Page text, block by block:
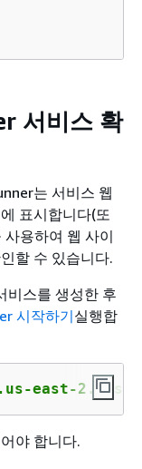
서비스 확
는 서비스 웹
표시합니다(또
사용하여 웹 사이
할 수 있습니다.
비스를 생성한 후
시작하기실행합
east-
야 합니다.